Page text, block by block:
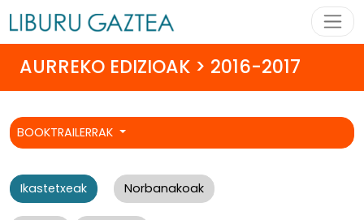
AURREKO EDIZIOAK > 2016-2017
BOOKTRAILERRAK
Ikastetxeak Norbanakoak